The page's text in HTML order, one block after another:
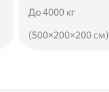
До 4000 кг
(500×200×200 см)